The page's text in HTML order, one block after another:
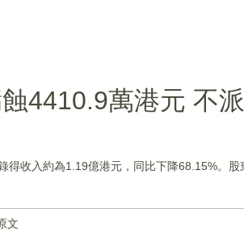
4410.9萬港元 不
得收入約為1.19億港元，同比下降68.15%。
文